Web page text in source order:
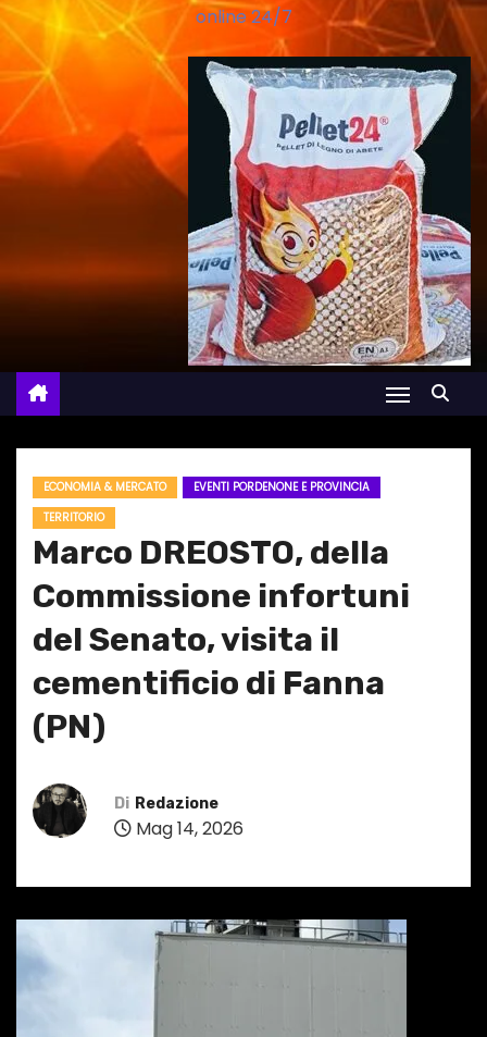
online 24/7
ECONOMIA & MERCATO
EVENTI PORDENONE E PROVINCIA
TERRITORIO
Marco DREOSTO, della
Commissione infortuni
del Senato, visita il
cementificio di Fanna
(PN)
Di Redazione
Mag 14, 2026